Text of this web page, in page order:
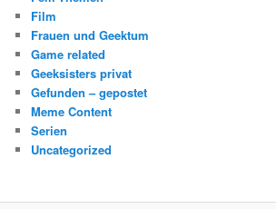
Film
Frauen und Geektum
Game related
Geeksisters privat
Gefunden – gepostet
Meme Content
Serien
Uncategorized